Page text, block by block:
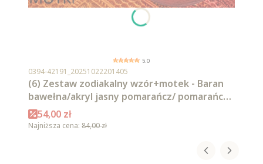
5.0
Kod produktu
0394-42191_20251022201405
(6) Zestaw zodiakalny wzór+motek - Baran
bawełna/akryl jasny pomarańcz/ pomarańcz/
intensywna czerwień/ czerwień/ burgund/
malaga
Cena promocyjna
54,00 zł
Najniższa cena: 84,00 zł